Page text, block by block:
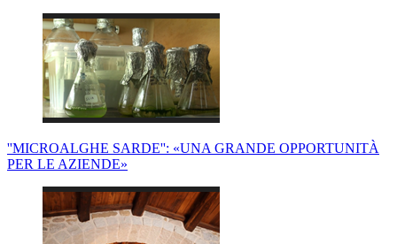
''MICROALGHE SARDE'': «UNA GRANDE OPPORTUNITÀ
PER LE AZIENDE»